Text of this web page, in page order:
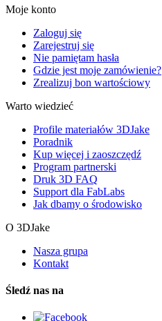
Moje konto
Zaloguj się
Zarejestruj się
Nie pamiętam hasła
Gdzie jest moje zamówienie?
Zrealizuj bon wartościowy
Warto wiedzieć
Profile materiałów 3DJake
Poradnik
Kup więcej i zaoszczędź
Program partnerski
Druk 3D FAQ
Support dla FabLabs
Jak dbamy o środowisko
O 3DJake
Nasza grupa
Kontakt
Śledź nas na